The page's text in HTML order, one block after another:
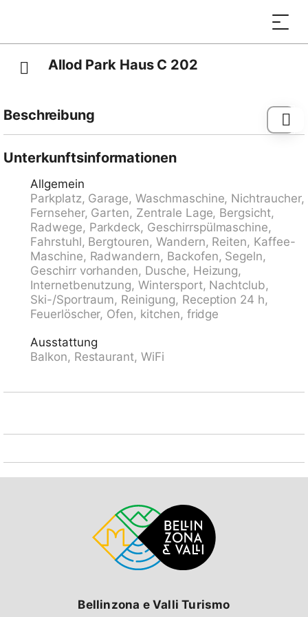
Allod Park Haus C 202
Beschreibung
Park", 1'560 m.ü.M.. Im Ortszentrum, 700 m vom
Mitbenutzung: Park. Im Hause: Empfang, Restaurant,
Bar, Wireless LAN, Fahrstuhl, Skiraum, Zentralheizung,
Waschmaschine (extra), Wäschetrockner (zur
Mitbenutzung, extra), Trockenraum, Skischuhtrockner.
Wäschewechsel (zusätzlich extra). Handtuchwechsel
(zusätzlich extra). Wohnungsreinigung möglich (extra).
Zufahrt bis zum Haus. Parkplatz (extra),
Gemeinschaftsgarage (extra). Maße: Höhe 200 cm.
Supermarkt 800 m, Einkaufszentrum 400 m,
Restaurant 10 m, Bäckerei 300 m, Bushaltestelle
1.2 km, Park "Kurpark" 50 m, Freibad, Hallenbad 200
m, Strandbad 3.1 km, Badesee 2.7 km, See Davoser
Luftseilbahn 1.5 km, Bergeisenbahn 600 m, Sessellift
Skiverleih 1.7 km, Skibushaltestelle 50 m, Skischule 1.5
km, Kinderskischule 1.5 km, Langlaufloipe 1 km,
Sehenswürdigkeiten: Kirchner Museum 50 m.
Bekannte Skigebiete sind gut erreichbar: Parsenn 1.5
km, Jakobshorn 1.2 km, Rinerhorn 8 km. Bekannte
Seen in der Umgebung sind gut erreichbar:
Davosersee 2.7 km. Bitte beachten: Be- und Entladen
unterscheiden. Die Mietobjekte können sich in
Unterkunftsinformationen
Allgemein
Parkplatz, Garage, Waschmaschine, Nichtraucher,
Fernseher, Garten, Zentrale Lage, Bergsicht,
Radwege, Parkdeck, Geschirrspülmaschine,
Fahrstuhl, Bergtouren, Wandern, Reiten, Kaffee-
Maschine, Radwandern, Backofen, Segeln,
Geschirr vorhanden, Dusche, Heizung,
Internetbenutzung, Wintersport, Nachtclub,
Ski-/Sportraum, Reinigung, Reception 24 h,
Feuerlöscher, Ofen, kitchen, fridge
Ausstattung
Balkon, Restaurant, WiFi
Bellinzona e Valli Turismo